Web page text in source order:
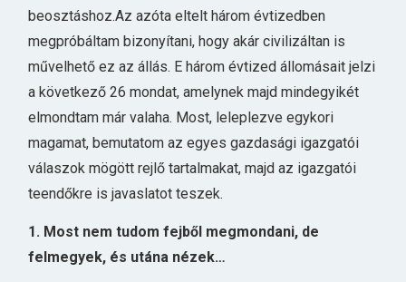
beosztáshoz.Az azóta eltelt három évtizedben
megpróbáltam bizonyítani, hogy akár civilizáltan is
művelhető ez az állás. E három évtized állomásait jelzi
a következő 26 mondat, amelynek majd mindegyikét
elmondtam már valaha. Most, leleplezve egykori
magamat, bemutatom az egyes gazdasági igazgatói
válaszok mögött rejlő tartalmakat, majd az igazgatói
teendőkre is javaslatot teszek.
1. Most nem tudom fejből megmondani, de
felmegyek, és utána nézek…